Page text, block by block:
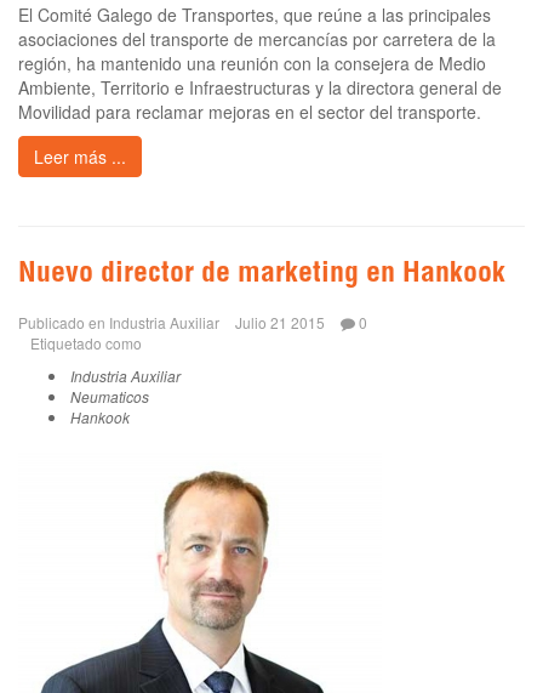
El Comité Galego de Transportes, que reúne a las principales
asociaciones del transporte de mercancías por carretera de la
región, ha mantenido una reunión con la consejera de Medio
Ambiente, Territorio e Infraestructuras y la directora general de
Movilidad para reclamar mejoras en el sector del transporte.
Leer más ...
Nuevo director de marketing en Hankook
Publicado en Industria Auxiliar Julio 21 2015
0
Etiquetado como
Industria Auxiliar
Neumaticos
Hankook